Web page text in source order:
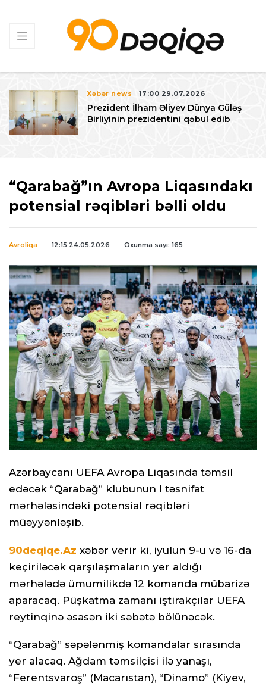
Xəbər news 17:00 29.07.2026
Prezident İlham Əliyev Dünya Güləş
Birliyinin prezidentini qəbul edib
“Qarabağ”ın Avropa Liqasındakı
potensial rəqibləri bəlli oldu
Avroliqa 12:15 24.05.2026 Oxunma sayı: 165
Azərbaycanı UEFA Avropa Liqasında təmsil
edəcək “Qarabağ” klubunun I təsnifat
mərhələsindəki potensial rəqibləri
müəyyənləşib.
90deqiqe.Az xəbər verir ki, iyulun 9-u və 16-da
keçiriləcək qarşılaşmaların yer aldığı
mərhələdə ümumilikdə 12 komanda mübarizə
aparacaq. Püşkatma zamanı iştirakçılar UEFA
reytinqinə əsasən iki səbətə bölünəcək.
“Qarabağ” səpələnmiş komandalar sırasında
yer alacaq. Ağdam təmsilçisi ilə yanaşı,
“Ferentsvaroş” (Macarıstan), “Dinamo” (Kiyev,